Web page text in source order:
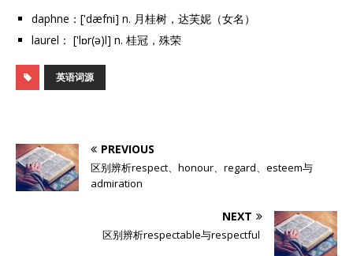
daphne：['dæfni] n. 月桂树，达芙妮（女名）
laurel： ['lɒr(ə)l] n. 桂冠，殊荣
英语词源
PREVIOUS
区别辨析respect、honour、regard、esteem与
admiration
NEXT
区别辨析respectable与respectful